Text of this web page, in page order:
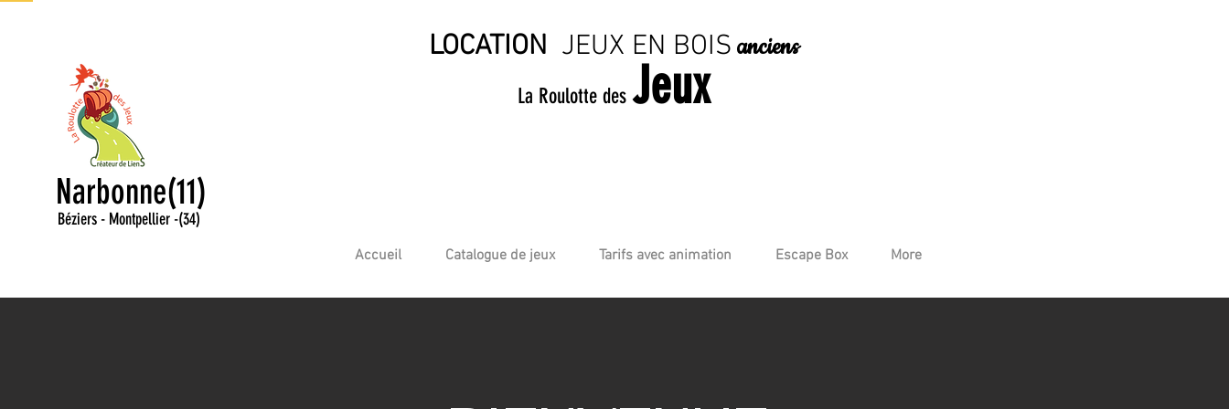
LOCATION JEUX EN BOIS anciens
La Roulotte des Jeux
Narbonne(11)
Béziers - Montpellier -(34)
Accueil Catalogue de jeux Tarifs avec animation Escape Box More